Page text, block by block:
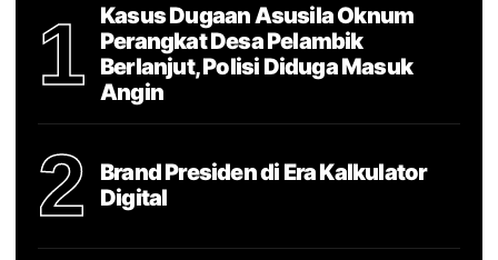
1
Kasus Dugaan Asusila Oknum
Perangkat Desa Pelambik
Berlanjut, Polisi Diduga Masuk
Angin
2
Brand Presiden di Era Kalkulator
Digital